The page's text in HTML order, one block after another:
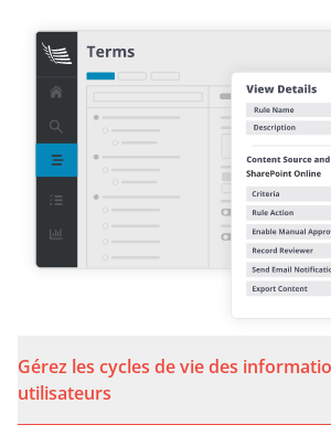
Gérez les cycles de vie des
utilisateurs